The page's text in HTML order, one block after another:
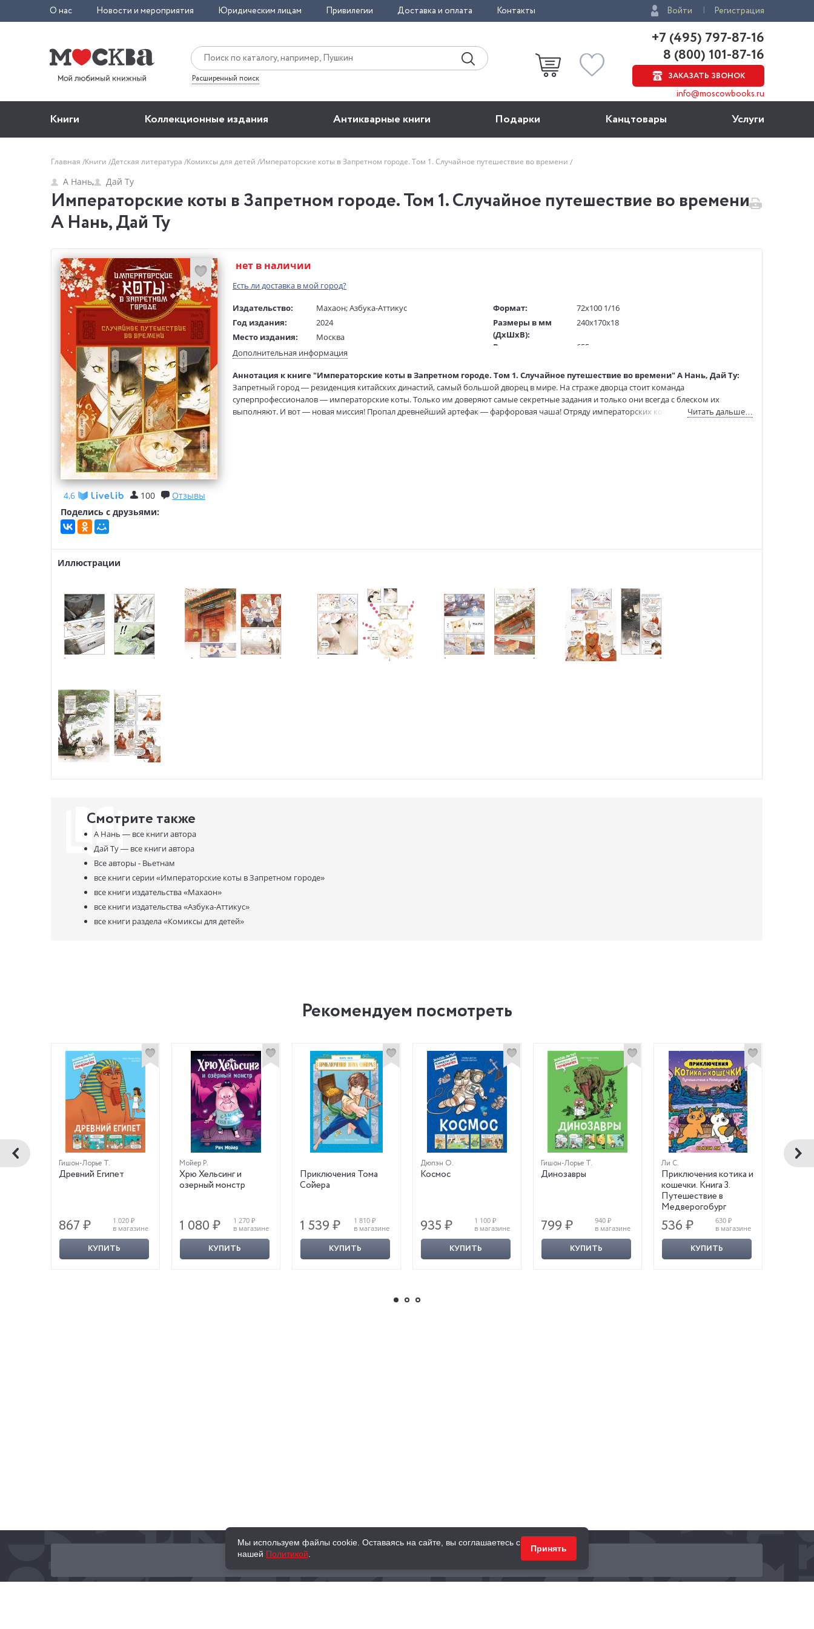
О нас Новости и мероприятия Юридическим лицам Привилегии Доставка и оплата Контакты Войти Регистрация
Расширенный поиск
+7 (495) 797-87-16
8 (800) 101-87-16
ЗАКАЗАТЬ ЗВОНОК
info@moscowbooks.ru
Книги Коллекционные издания Антикварные книги Подарки Канцтовары Услуги
Главная Книги Детская литература Комиксы для детей Императорские коты в Запретном городе. Том 1. Случайное путешествие во времени
А Нань, Дай Ту
Императорские коты в Запретном городе. Том 1. Случайное путешествие во времени.
А Нань, Дай Ту
4,6 100
Отзывы
Поделись с друзьями:
нет в наличии
Есть ли доставка в мой город?
Издательство: Махаон;Азбука-Аттикус
Год издания:
2024
Место издания:
Москва
Возраст:
10 - 12
Язык оригинала:
вьетнамский
Редактор/
составитель:
Родионова Н. Н.
Формат:
72х100 1/16
Размеры в мм
(ДхШхВ):
240x170x18
Вес:
655 гр.
Тираж:
5000 экз.
Код товара:
1201327
Артикул:
А0000026757
ISBN:
978-5-389-24112-1
Дополнительная информация
Аннотация к книге "Императорские коты в Запретном городе. Том 1. Случайное путешествие во времени" А Нань, Дай Ту:
Запретный город — резиденция китайских династий, самый большой дворец в мире. На страже дворца стоит команда
суперпрофессионалов — императорские коты. Только им доверяют самые секретные задания и только они всегда с блеском их
выполняют. И вот — новая миссия! Пропал древнейший артефак — фарфоровая чаша! Отряду императорских котов предстоитЧитать дальше…
Иллюстрации
Смотрите также
А Нань — все книги автора
Дай Ту — все книги автора
Все авторы - Вьетнам
все книги серии«Императорские коты в Запретном городе»
все книги издательства«Махаон»
все книги издательства«Азбука-Аттикус»
все книги раздела«Комиксы для детей»
Рекомендуем посмотреть
Гишон-Лорье Т.
Древний Египет
867 ₽
1 020 ₽
в магазине
КУПИТЬ
Мойер Р.
Хрю Хельсинг и
озерный монстр
1 080 ₽
1 270 ₽
в магазине
КУПИТЬ
Приключения Тома
Сойера
1 539 ₽
1 810 ₽
в магазине
КУПИТЬ
Дюпэн О.
Космос
935 ₽
1 100 ₽
в магазине
КУПИТЬ
Гишон-Лорье Т.
Динозавры
799 ₽
940 ₽
в магазине
КУПИТЬ
Ли С.
Приключения котика и
кошечки. Книга 3.
Путешествие в
Медверогобург
536 ₽
630 ₽
в магазине
КУПИТЬ
Эрже
КНИГИ ПОДАРКИ
Мы используем файлы cookie. Оставаясь на сайте, вы соглашаетесь с
нашей Политикой
Принять